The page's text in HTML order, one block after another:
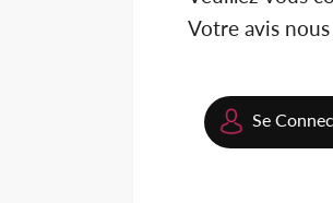
Votre avis
Se